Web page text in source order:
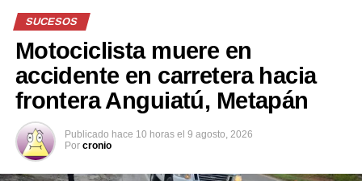
Facebook
Me gusta esto:
SUCESOS
Motociclista muere en
accidente en carretera hacia
frontera Anguiatú, Metapán
Publicado hace 10 horas el 9 agosto, 2026
Por cronio